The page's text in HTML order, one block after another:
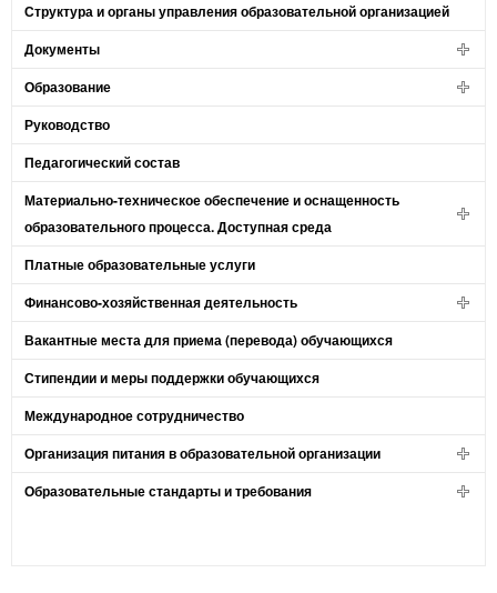
Структура и органы управления образовательной организацией
Документы
Образование
Руководство
Педагогический состав
Материально-техническое обеспечение и оснащенность
образовательного процесса. Доступная среда
Платные образовательные услуги
Финансово-хозяйственная деятельность
Вакантные места для приема (перевода) обучающихся
Стипендии и меры поддержки обучающихся
Международное сотрудничество
Организация питания в образовательной организации
Образовательные стандарты и требования